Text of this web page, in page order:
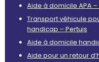
Aide à domicile APA –
Transport véhicule
handicap – Pertuis
Aide à domicile
Aide pour un retour